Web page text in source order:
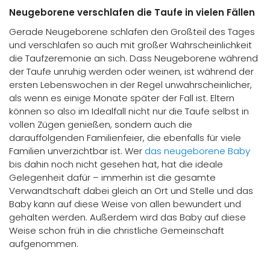
Neugeborene verschlafen die Taufe in vielen Fällen
Gerade Neugeborene schlafen den Großteil des Tages
und verschlafen so auch mit großer Wahrscheinlichkeit
die Taufzeremonie an sich. Dass Neugeborene während
der Taufe unruhig werden oder weinen, ist während der
ersten Lebenswochen in der Regel unwahrscheinlicher,
als wenn es einige Monate später der Fall ist. Eltern
können so also im Idealfall nicht nur die Taufe selbst in
vollen Zügen genießen, sondern auch die
darauffolgenden Familienfeier, die ebenfalls für viele
Familien unverzichtbar ist. Wer das neugeborene Baby
bis dahin noch nicht gesehen hat, hat die ideale
Gelegenheit dafür – immerhin ist die gesamte
Verwandtschaft dabei gleich an Ort und Stelle und das
Baby kann auf diese Weise von allen bewundert und
gehalten werden. Außerdem wird das Baby auf diese
Weise schon früh in die christliche Gemeinschaft
aufgenommen.